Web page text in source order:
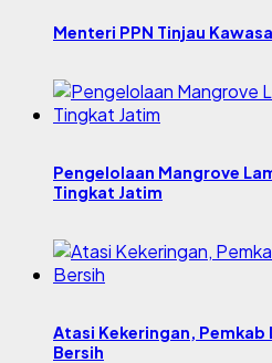
Menteri PPN Tinjau
Pengelolaan Mangrove
Tingkat Jatim
Atasi Kekeringan, Pemkab
Bersih